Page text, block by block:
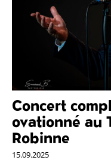
Concert
ovationné au
Robinne
15.09.2025